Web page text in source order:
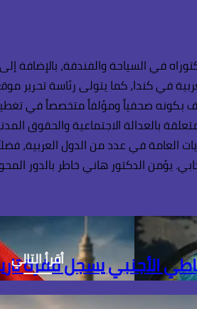
في السياحة والفندقة، بالإضافة
في كندا، كما يتولى رئاسة تحرير
بكونه صحفياً ومؤلفاً متخصصاً في تغطية
بالعدالة الاجتماعية والحقوق
العامة في عدد من الدول العربية،
يؤمن الدكتور هاني خاطر بالدور
أقرأ التاليتاريخية ويصل إلى 56.29